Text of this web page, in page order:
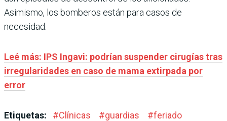
Asimismo, los bomberos están para casos de
necesidad.
Leé más: IPS Ingavi: podrían suspender cirugías tras
irregularidades en caso de mama extirpada por
error
Etiquetas: #Clínicas #guardias #feriado